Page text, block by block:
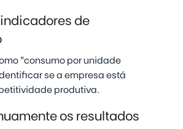
de
"consumo por unidade
se a empresa está
produtiva.
os resultados